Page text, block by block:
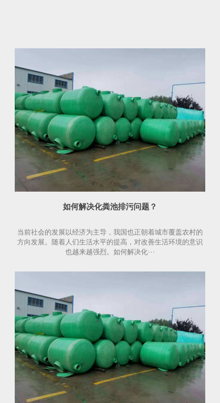
如何解决化粪池排污问题？
当前社会的发展以经济为主导，我国也正朝着城市覆盖农村的
方向发展。随着人们生活水平的提高，对改善生活环境的意识
也越来越强烈。如何解决化···